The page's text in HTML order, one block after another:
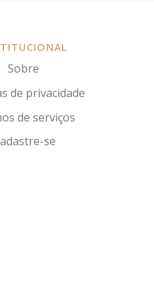
Sobre
de privacidade
de serviços
se